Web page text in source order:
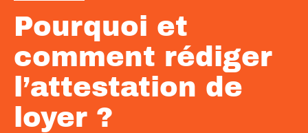
Pourquoi et
comment rédiger
l’attestation de
loyer ?